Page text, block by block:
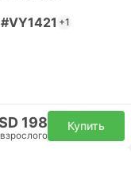
+1
198 Купить